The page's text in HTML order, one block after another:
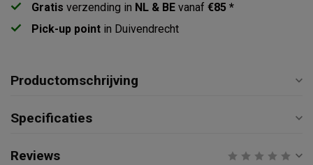
Gratis verzending in NL & BE vanaf €85 *
Pick-up point in Duivendrecht
Productomschrijving
Specificaties
Reviews